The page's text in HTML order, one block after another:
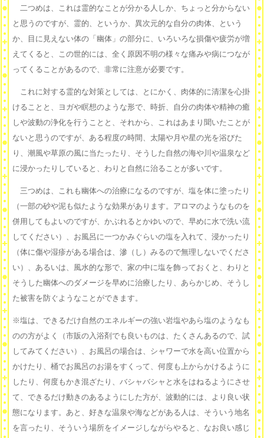
二つめは、これは霊的なことが分かる人しか、ちょっと分からない
と思うのですが、霊的、というか、異次元的な自分の肉体、という
か、目に見えない体の「幽体」の部分に、いろいろな損傷や疲労が増
えてくると、この世的には、全く原因不明の様々な痛みや病につなが
ってくることがあるので、非常に注意が必要です。
これに対する霊的な対策としては、とにかく、肉体的に清潔を心掛
けることと、ヨガや瞑想のような形で、時折、自分の肉体や精神の癒
しや波動の浄化を行うことと、それから、これはあまり聞いたことが
ないと思うのですが、ある程度の時間、太陽や月や星の光を浴びた
り、潮風や草原の風に当たったり、そうした自然の海や川や温泉など
に浸かったりしていると、わりと自然に治ることが多いです。
三つめは、これも幽体への治療になるのですが、塩を体に塗ったり
（一部の砂や泥も似たような効果があります。アロマのようなものを
併用してもよいのですが、かぶれるとかゆいので、早めに水で洗い流
してください）、お風呂に一つかみぐらいの塩を入れて、浸かったり
（体に傷や湿疹がある場合は、滲（し）みるので無理しないでくださ
い）、あるいは、風水的な形で、家の中に塩を飾っておくと、わりと
そうした幽体へのダメージを早めに治療したり、あらかじめ、そうし
た被害を防ぐようなことができます。
※塩は、できるだけ自然のエネルギーの強い岩塩やあら塩のようなも
のの方がよく（市販の入浴剤でも良いものは、たくさんあるので、試
してみてください）、お風呂の場合は、シャワーで水を高い位置から
かけたり、桶でお風呂のお湯をすくって、何度も上からかけるように
したり、何度もかき混ざたり、バシャバシャと水をはねるようにさせ
て、できるだけ動きのあるようにした方が、波動的には、より良い状
態になります。あと、好きな温泉や海などがある人は、そういう地名
を言ったり、そういう場所をイメージしながらやると、なお良い感じ